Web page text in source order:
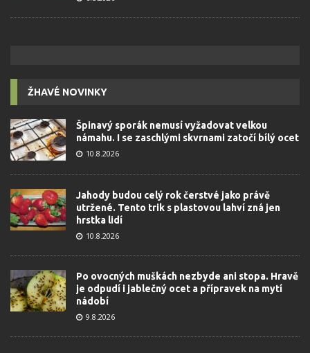
ŽHAVÉ NOVINKY
Špinavý sporák nemusí vyžadovat velkou
námahu. I se zaschlými skvrnami zatočí bílý ocet
10.8.2026
Jahody budou celý rok čerstvé jako právě
utržené. Tento trik s plastovou lahví zná jen
hrstka lidí
10.8.2026
Po ovocných muškách nezbyde ani stopa. Hravě
je odpudí i jablečný ocet a přípravek na mytí
nádobí
9.8.2026